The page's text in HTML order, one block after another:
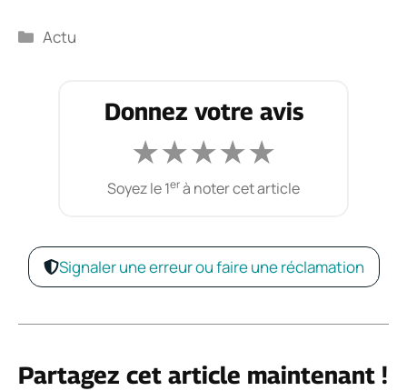
Catégories
Actu
Donnez votre avis
★★★★★
Soyez le 1erà noter cet article
Signaler une erreur ou faire une réclamation
Partagez cet article maintenant !